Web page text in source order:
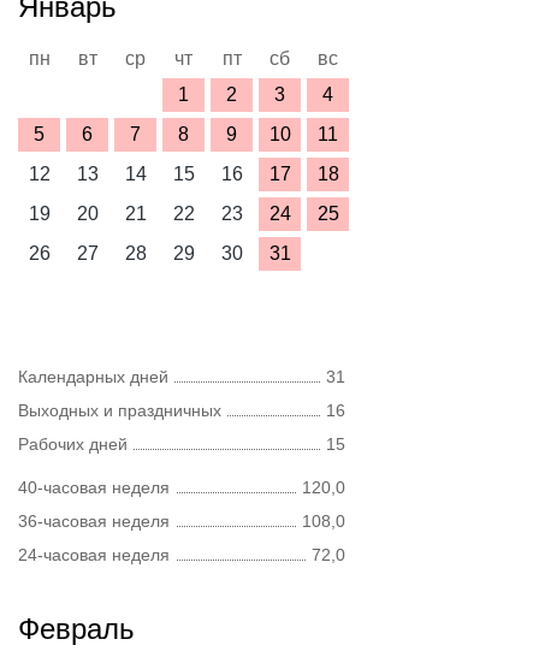
Январь
пн вт ср чт пт сб
вс
1
2 3
4
5
6 7 8 9 10
11
12
13 14 15 16 17
18
19
20 21 22 23 24
25
26
27 28 29 30 31
Календарных дней
31
Выходных и праздничных
16
Рабочих дней
15
40-часовая неделя
120,0
36-часовая неделя
108,0
24-часовая неделя
72,0
Февраль